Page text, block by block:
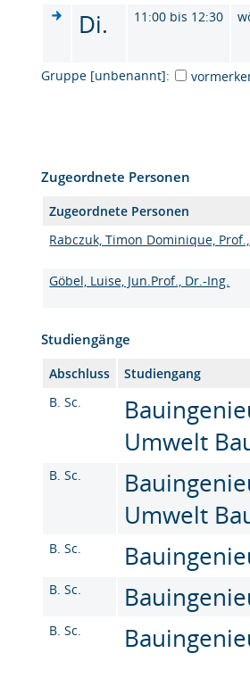
Di. 11:00 bis 12:30
Gruppe [unbenannt]:
Zugeordnete Personen
Zugeordnete Personen
Rabczuk, Timon Dominique,
Göbel, Luise, Jun.Prof., Dr.-Ing.
Studiengänge
Abschluss
Studiengang
B. Sc.
Umwelt
B. Sc.
Umwelt
B. Sc.
B. Sc.
B. Sc.